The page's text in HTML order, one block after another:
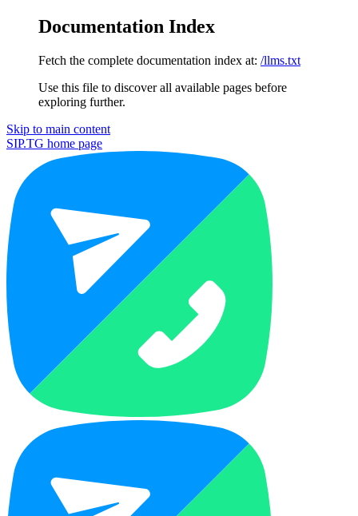
Documentation Index
Fetch the complete documentation index at: /llms.txt
Use this file to discover all available pages before
exploring further.
Skip to main content
SIP.TG home page